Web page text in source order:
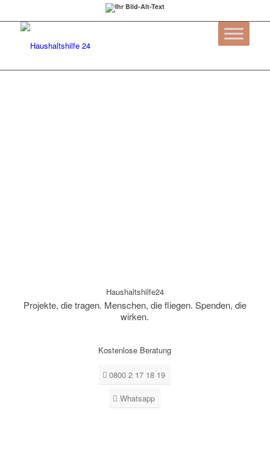
Haushaltshilfe24
Projekte, die tragen. Menschen, die fliegen. Spenden, die
wirken.
Kostenlose Beratung
0800 2 17 18 19
Whatsapp